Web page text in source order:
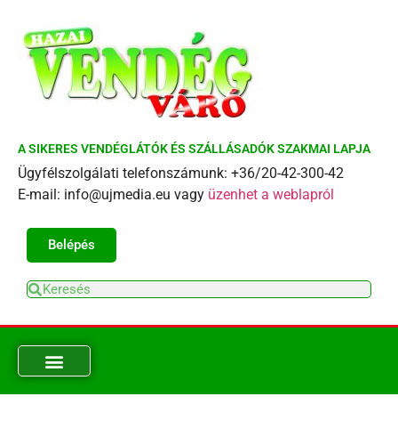
A SIKERES VENDÉGLÁTÓK ÉS SZÁLLÁSADÓK SZAKMAI LAPJA
Ügyfélszolgálati telefonszámunk: +36/20-42-300-42
E-mail: info@ujmedia.eu vagy üzenhet a weblapról
Belépés